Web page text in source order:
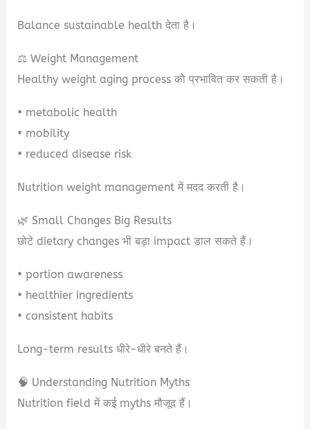
Balance sustainable health देता है।
⚖️ Weight Management
Healthy weight aging process को प्रभावित कर सकती है।
• metabolic health
• mobility
• reduced disease risk
Nutrition weight management में मदद करती है।
🌿 Small Changes Big Results
छोटे dietary changes भी बड़ा impact डाल सकते हैं।
• portion awareness
• healthier ingredients
• consistent habits
Long-term results धीरे-धीरे बनते हैं।
🧠 Understanding Nutrition Myths
Nutrition field में कई myths मौजूद हैं।